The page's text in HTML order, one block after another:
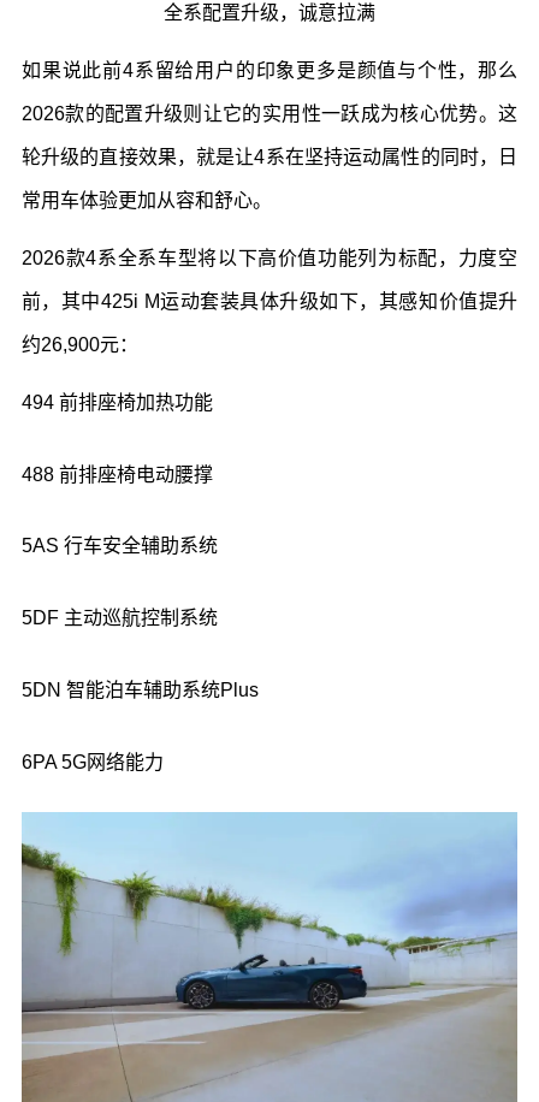
全系配置升级，诚意拉满
如果说此前4系留给用户的印象更多是颜值与个性，那么
2026款的配置升级则让它的实用性一跃成为核心优势。这
轮升级的直接效果，就是让4系在坚持运动属性的同时，日
常用车体验更加从容和舒心。
2026款4系全系车型将以下高价值功能列为标配，力度空
前，其中425i M运动套装具体升级如下，其感知价值提升
约26,900元：
494 前排座椅加热功能
488 前排座椅电动腰撑
5AS 行车安全辅助系统
5DF 主动巡航控制系统
5DN 智能泊车辅助系统Plus
6PA 5G网络能力